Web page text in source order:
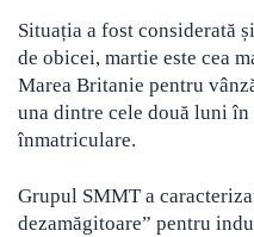
Situația a fost considerată
de obicei, martie este cea
Marea Britanie pentru
una dintre cele două luni în
înmatriculare.
Grupul SMMT a
dezamăgitoare” pentru